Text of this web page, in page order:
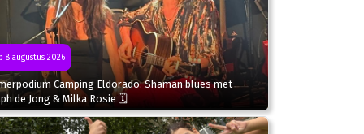
8 augustus 2026
Camping Eldorado: Shaman blues met
de Jong & Milka Rosie 🗓